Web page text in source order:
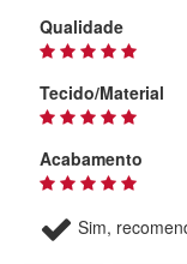
Qualidade
Tecido/Material
Acabamento
Sim,